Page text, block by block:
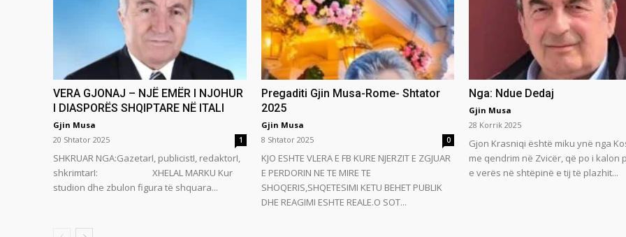
VERA GJONAJ – NJË EMËR I NJOHUR
I DIASPORËS SHQIPTARE NË ITALI
Gjin Musa
20 Shtator 2025
1
SHKRUAR NGA:GazetarI, publicistI, redaktorI,
shkrimtarI: XHELAL MARKU Kur
studion dhe zbulon figura të shquara...
Pregaditi Gjin Musa-Rome- Shtator
2025
Gjin Musa
8 Shtator 2025
0
KJO ESHTE VLERA E FB KURE NJERZIT E ZGJUAR
E PERDORIN NE TE MIRE TE
SHOQERIS,SHQETESIMI KETU BEHET PUBLIK
DHE REAGIMI ESHTE REALE.O SOT...
Nga: Ndue Dedaj
Gjin Musa
28 Korrik 2025
Gjon Krasniqi është miku ynë nga
me qendrim në Zvicër, që po i kalon
e verës në shtëpinë e tij të plazhit...